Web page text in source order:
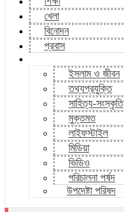
খেলা
বিনোদন
প্রবাস
ইসলাম ও জীবন
তথ্যপ্রযুক্তি
সাহিত্য-সংস্কৃতি
মুক্তমত
লাইফস্টাইল
মিডিয়া
ভিডিও
পরিচালনা পর্ষদ
উপদেষ্টা পরিষদ